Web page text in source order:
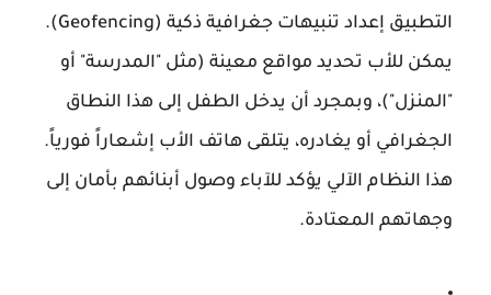
التطبيق إعداد تنبيهات جغرافية ذكية (Geofencing).
يمكن للأب تحديد مواقع معينة (مثل "المدرسة" أو
"المنزل")، وبمجرد أن يدخل الطفل إلى هذا النطاق
الجغرافي أو يغادره، يتلقى هاتف الأب إشعاراً فورياً.
هذا النظام الآلي يؤكد للآباء وصول أبنائهم بأمان إلى
وجهاتهم المعتادة.